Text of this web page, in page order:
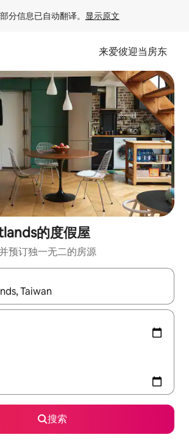
部分信息已自动翻译。 显示原文
来爱彼迎当房东
的度假屋
预订独一无二的房源
使用上下方向键查看，或通过点击或滑动手势
搜索